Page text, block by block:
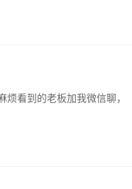
看到的老板加我微信聊，